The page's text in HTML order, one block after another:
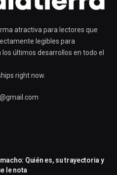
atractiva para lectores que
legibles para
últimos desarrollos en todo el
right now.
Quién es, su trayectoria y
le nota